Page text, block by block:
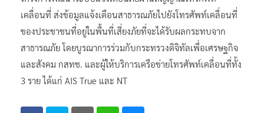
เคลื่อนที่ ส่งข้อมูลแจ้งเตือนสาธารณภัยไปยังโทรศัพท์เคลื่อนที่
ของประชาชนที่อยู่ในพื้นที่เสี่ยงภัยที่จะได้รับผลกระทบจาก
สาธารณภัย โดยบูรณาการร่วมกับกระทรวงดิจิทัลเพื่อเศรษฐกิจ
และสังคม กสทช. และผู้ให้บริการเครือข่ายโทรศัพท์เคลื่อนที่ทั้ง
3 ราย ได้แก่ AIS True และ NT